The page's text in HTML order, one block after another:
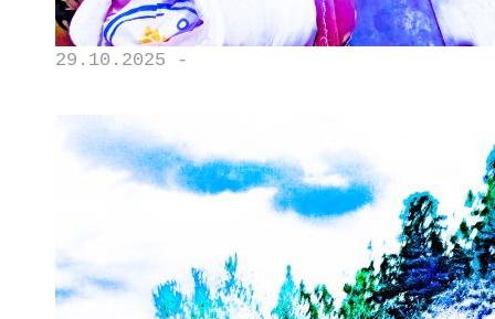
29.10.2025 -